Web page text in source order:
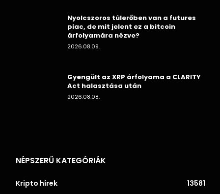
Nyolcszoros túlerőben van a futures
piac, de mit jelent ez a bitcoin
árfolyamára nézve?
2026.08.09.
Gyengült az XRP árfolyama a CLARITY
Act halasztása után
2026.08.08.
NÉPSZERŰ KATEGÓRIÁK
Kripto hírek
13581